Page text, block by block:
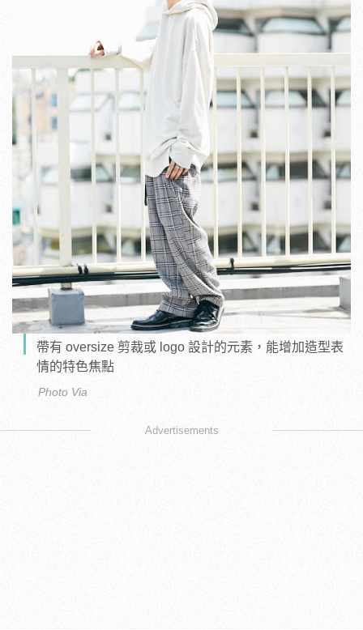
帶有 oversize 剪裁或 logo 設計的元素，能增加造型表
情的特色焦點
Photo Via
Advertisements